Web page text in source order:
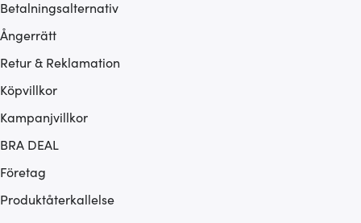
Betalningsalternativ
Ångerrätt
Retur & Reklamation
Köpvillkor
Kampanjvillkor
BRA DEAL
Företag
Produktåterkallelse